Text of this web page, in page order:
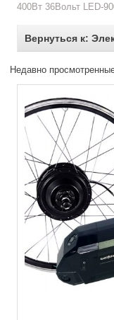
400Вт 36Вольт LED-
Вернуться к:
Недавно